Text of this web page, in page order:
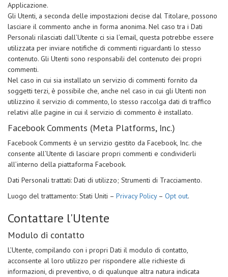
Applicazione.
Gli Utenti, a seconda delle impostazioni decise dal Titolare, possono
lasciare il commento anche in forma anonima. Nel caso tra i Dati
Personali rilasciati dall’Utente ci sia l’email, questa potrebbe essere
utilizzata per inviare notifiche di commenti riguardanti lo stesso
contenuto. Gli Utenti sono responsabili del contenuto dei propri
commenti.
Nel caso in cui sia installato un servizio di commenti fornito da
soggetti terzi, è possibile che, anche nel caso in cui gli Utenti non
utilizzino il servizio di commento, lo stesso raccolga dati di traffico
relativi alle pagine in cui il servizio di commento è installato.
Facebook Comments (Meta Platforms, Inc.)
Facebook Comments è un servizio gestito da Facebook, Inc. che
consente all’Utente di lasciare propri commenti e condividerli
all’interno della piattaforma Facebook.
Dati Personali trattati: Dati di utilizzo; Strumenti di Tracciamento.
Luogo del trattamento: Stati Uniti – Privacy Policy– Opt out.
Contattare l'Utente
Modulo di contatto
L’Utente, compilando con i propri Dati il modulo di contatto,
acconsente al loro utilizzo per rispondere alle richieste di
informazioni, di preventivo, o di qualunque altra natura indicata